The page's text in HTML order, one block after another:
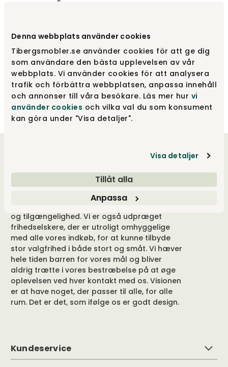
Denna webbplats använder cookies
Tibergsmobler.se använder cookies för att ge dig
som användare den bästa upplevelsen av vår
webbplats. Vi använder cookies för att analysera
trafik och förbättra webbplatsen, anpassa innehåll
och annonser till våra besökare. Läs mer hur vi
använder cookies och vilka val du som konsument
kan göra under "Visa detaljer".
Visa detaljer
Tillåt alla
Anpassa
Jetson 66 lænestol, lang
Bruno Mathsson
15 920 kr
Vores hjerter banker for godt design, og vores
drivkraft ligger i at tilbyde et unikt udvalg og
samtidig give merværdi i form af viden, følelse
og tilgængelighed. Vi er også udpræget
frihedselskere, der er utroligt omhyggelige
med alle vores indkøb, for at kunne tilbyde
stor valgfrihed i både stort og småt. Vi hæver
hele tiden barren for vores mål og bliver
aldrig trætte i vores bestræbelse på at øge
oplevelsen ved hver kontakt med os. Visionen
er at have noget, der passer til alle, for alle
rum. Det er det, som ifølge os er godt design.
Kundeservice